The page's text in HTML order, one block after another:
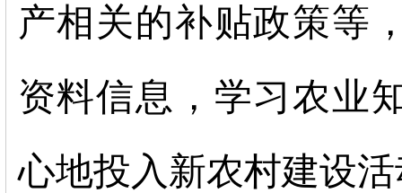
产相关的补贴政策等
资料信息，学习农业
心地投入新农村建设